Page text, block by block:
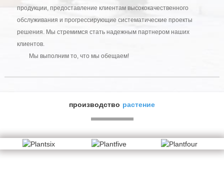
продукции, предоставление клиентам высококачественного
обслуживания и прогрессирующие систематические проекты
решения. Мы стремимся стать надежным партнером наших
клиентов.
Мы выполним то, что мы обещаем!
производство растение